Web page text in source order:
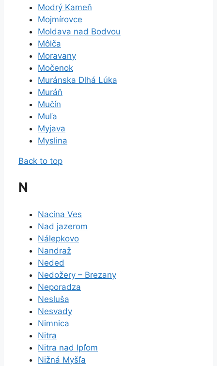
Modrý Kameň
Mojmírovce
Moldava nad Bodvou
Môlča
Moravany
Močenok
Muránska Dlhá Lúka
Muráň
Mučín
Muľa
Myjava
Myslina
Back to top
N
Nacina Ves
Nad jazerom
Nálepkovo
Nandraž
Neded
Nedožery – Brezany
Neporadza
Nesluša
Nesvady
Nimnica
Nitra
Nitra nad Ipľom
Nižná Myšľa